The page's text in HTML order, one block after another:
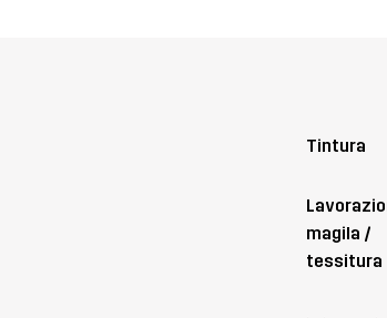
Tintura
magila /
tessitura